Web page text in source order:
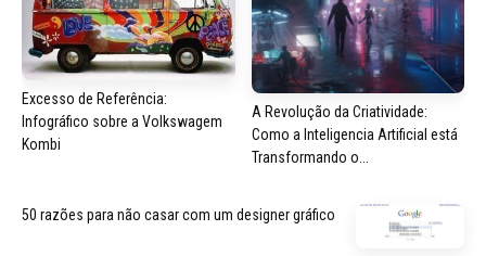
Excesso de Referência:
Infográfico sobre a Volkswagem
Kombi
A Revolução da Criatividade:
Como a Inteligencia Artificial está
Transformando o...
50 razões para não casar com um designer gráfico